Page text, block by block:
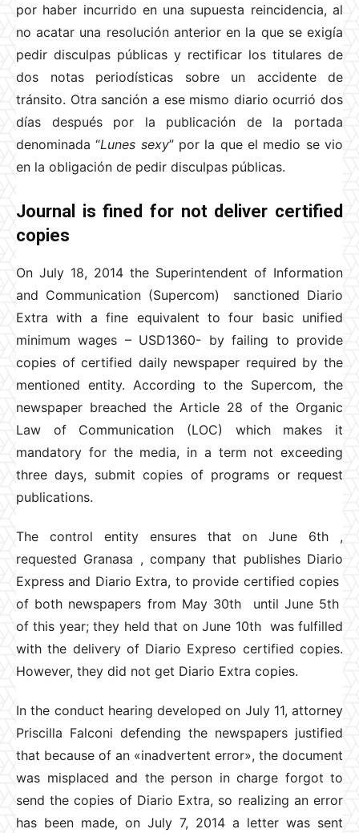
por haber incurrido en una supuesta reincidencia, al
no acatar una resolución anterior en la que se exigía
pedir disculpas públicas y rectificar los titulares de
dos notas periodísticas sobre un accidente de
tránsito. Otra sanción a ese mismo diario ocurrió dos
días después por la publicación de la portada
denominada “Lunes sexy” por la que el medio se vio
en la obligación de pedir disculpas públicas.
Journal is fined for not deliver certified
copies
On July 18, 2014 the Superintendent of Information
and Communication (Supercom) sanctioned Diario
Extra with a fine equivalent to four basic unified
minimum wages – USD1360- by failing to provide
copies of certified daily newspaper required by the
mentioned entity. According to the Supercom, the
newspaper breached the Article 28 of the Organic
Law of Communication (LOC) which makes it
mandatory for the media, in a term not exceeding
three days, submit copies of programs or request
publications.
The control entity ensures that on June 6th ,
requested Granasa , company that publishes Diario
Express and Diario Extra, to provide certified copies
of both newspapers from May 30th until June 5th
of this year; they held that on June 10th was fulfilled
with the delivery of Diario Expreso certified copies.
However, they did not get Diario Extra copies.
In the conduct hearing developed on July 11, attorney
Priscilla Falconi defending the newspapers justified
that because of an «inadvertent error», the document
was misplaced and the person in charge forgot to
send the copies of Diario Extra, so realizing an error
has been made, on July 7, 2014 a letter was sent